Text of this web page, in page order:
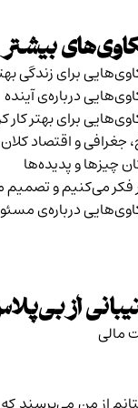
بیشتر
برای زندگی
درباره‌ی آينده
برای بهتر کار
جغرافی و اقتصاد
چیزها و پدیده‌ها
فکر می‌کنیم و تصمیم
درباره‌ی
از
مالی‌